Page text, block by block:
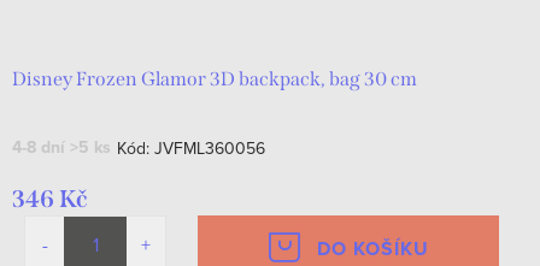
Disney Frozen Glamor 3D backpack, bag 30 cm
4-8 dní >5 ks Kód: JVFML360056
346 Kč
DO KOŠÍKU